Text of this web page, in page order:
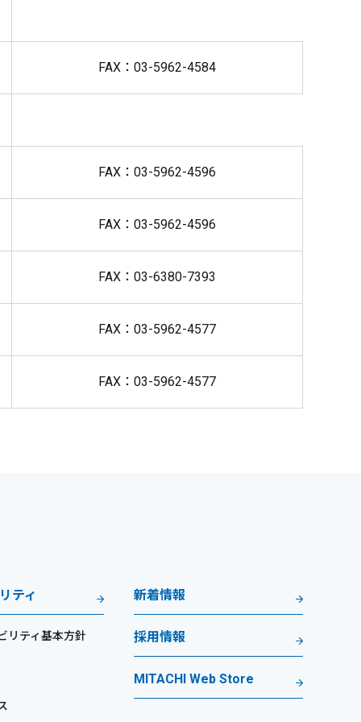
FAX：03-5962-4584
FAX：03-5962-4596
FAX：03-5962-4596
FAX：03-6380-7393
FAX：03-5962-4577
FAX：03-5962-4577
ティ
リティ基本方針
新着情報
採用情報
MITACHI Web Store